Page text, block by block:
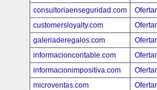
consultoriaenseguridad.com
customersloyalty.com
galeriaderegalos.com
informacioncontable.com
informacionimpositiva.com
microventas.com